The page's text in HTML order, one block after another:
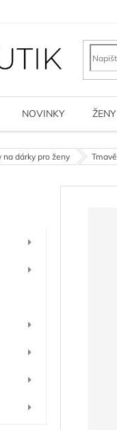
NOVINKY ŽENY
na dárky pro ženy